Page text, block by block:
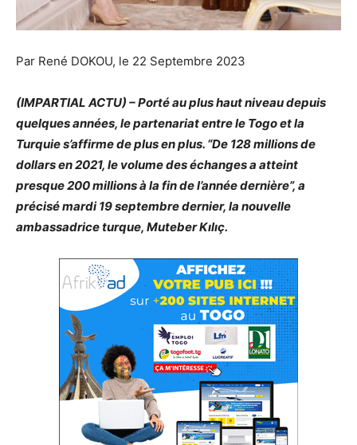
Par René DOKOU, le 22 Septembre 2023
(IMPARTIAL ACTU) – Porté au plus haut niveau depuis
quelques années, le partenariat entre le Togo et la
Turquie s’affirme de plus en plus. “De 128 millions de
dollars en 2021, le volume des échanges a atteint
presque 200 millions à la fin de l’année dernière”, a
précisé mardi 19 septembre dernier, la nouvelle
ambassadrice turque, Muteber Kılıç.